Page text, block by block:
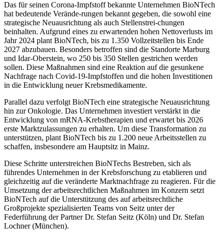
Das für seinen Corona-Impfstoff bekannte Unternehmen BioNTech
hat bedeutende Verände-rungen bekannt gegeben, die sowohl eine
strategische Neuausrichtung als auch Stellenstrei-chungen
beinhalten. Aufgrund eines zu erwartenden hohen Nettoverlusts im
Jahr 2024 plant BioNTech, bis zu 1.350 Vollzeitstellen bis Ende
2027 abzubauen. Besonders betroffen sind die Standorte Marburg
und Idar-Oberstein, wo 250 bis 350 Stellen gestrichen werden
sollen. Diese Maßnahmen sind eine Reaktion auf die gesunkene
Nachfrage nach Covid-19-Impfstoffen und die hohen Investitionen
in die Entwicklung neuer Krebsmedikamente.
Parallel dazu verfolgt BioNTech eine strategische Neuausrichtung
hin zur Onkologie. Das Unternehmen investiert verstärkt in die
Entwicklung von mRNA-Krebstherapien und erwartet bis 2026
erste Marktzulassungen zu erhalten. Um diese Transformation zu
unterstützen, plant BioNTech bis zu 1.200 neue Arbeitsstellen zu
schaffen, insbesondere am Hauptsitz in Mainz.
Diese Schritte unterstreichen BioNTechs Bestreben, sich als
führendes Unternehmen in der Krebsforschung zu etablieren und
gleichzeitig auf die veränderte Marktnachfrage zu reagieren. Für die
Umsetzung der arbeitsrechtlichen Maßnahmen im Konzern setzt
BioNTech auf die Unterstützung des auf arbeitsrechtliche
Großprojekte spezialisierten Teams von Seitz unter der
Federführung der Partner Dr. Stefan Seitz (Köln) und Dr. Stefan
Lochner (München).